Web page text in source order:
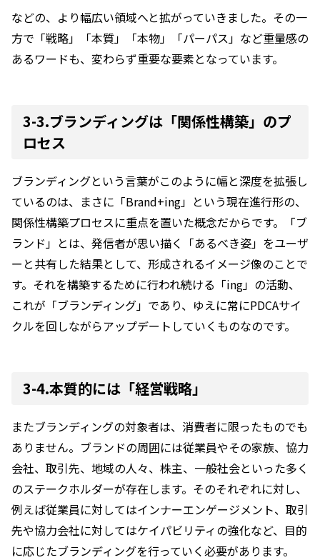
などの、より幅広い領域へと拡がっていきました。その一
方で「戦略」「本質」「本物」「パーパス」など重量感の
あるワードも、変わらず重要な要素となっています。
3-3.ブランディングは「関係性構築」のプ
ロセス
ブランディングという言葉がこのように幅と深度を拡張し
ているのは、まさに「Brand+ing」という現在進行形の、
関係性構築プロセスに重点を置いた概念だからです。「ブ
ランド」とは、発信者が思い描く「あるべき姿」をユーザ
ーと共有した結果として、形成されるイメージ像のことで
す。それを構築するために行われ続ける「ing」の活動、
これが「ブランディング」であり、ゆえに常にPDCAサイ
クルを回しながらアップデートしていくものなのです。
3-4.本質的には「経営戦略」
またブランディングの対象者は、消費者に限ったものでも
ありません。ブランドの周囲には従業員やその家族、協力
会社、取引先、地域の人々、株主、一般社会といった多く
のステークホルダーが存在します。そのそれぞれに対し、
例えば従業員に対してはインナーエンゲージメント、取引
先や協力会社に対してはケイパビリティの強化など、目的
に応じたブランディングを行っていく必要があります。